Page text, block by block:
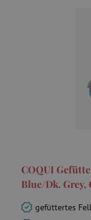
COQUI
Blue/Dk. Grey,
gefüttertes